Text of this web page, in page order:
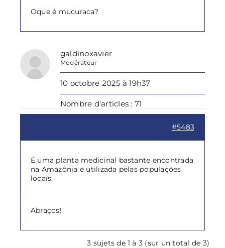
Oque é mucuraca?
galdinoxavier
Modérateur
10 octobre 2025 à 19h37
Nombre d'articles : 71
#5483
É uma planta medicinal bastante encontrada
na Amazônia e utilizada pelas populações
locais.
Abraços!
3 sujets de 1 à 3 (sur un total de 3)